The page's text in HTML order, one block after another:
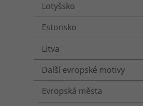
Lotyšsko
Estonsko
Litva
Další evropské motivy
Evropská města